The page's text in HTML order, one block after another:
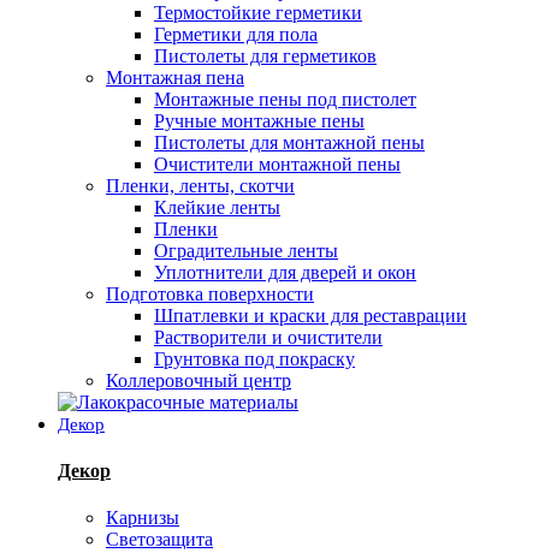
Термостойкие герметики
Герметики для пола
Пистолеты для герметиков
Монтажная пена
Монтажные пены под пистолет
Ручные монтажные пены
Пистолеты для монтажной пены
Очистители монтажной пены
Пленки, ленты, скотчи
Клейкие ленты
Пленки
Оградительные ленты
Уплотнители для дверей и окон
Подготовка поверхности
Шпатлевки и краски для реставрации
Растворители и очистители
Грунтовка под покраску
Коллеровочный центр
Декор
Декор
Карнизы
Светозащита